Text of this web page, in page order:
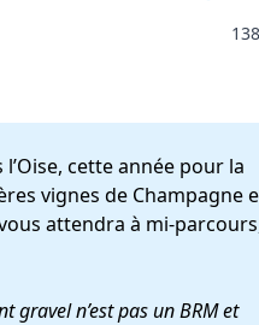
cette année pour la
vignes de Champagne
attendra à mi-
gravel n’est pas un BRM et